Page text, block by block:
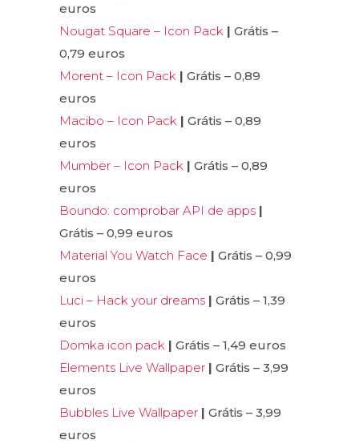
euros
Nougat Square – Icon Pack | Grátis –
0,79 euros
Morent – Icon Pack | Grátis – 0,89
euros
Macibo – Icon Pack | Grátis – 0,89
euros
Mumber – Icon Pack | Grátis – 0,89
euros
Boundo: comprobar API de apps |
Grátis – 0,99 euros
Material You Watch Face | Grátis – 0,99
euros
Luci – Hack your dreams | Grátis – 1,39
euros
Domka icon pack | Grátis – 1,49 euros
Elements Live Wallpaper | Grátis – 3,99
euros
Bubbles Live Wallpaper | Grátis – 3,99
euros